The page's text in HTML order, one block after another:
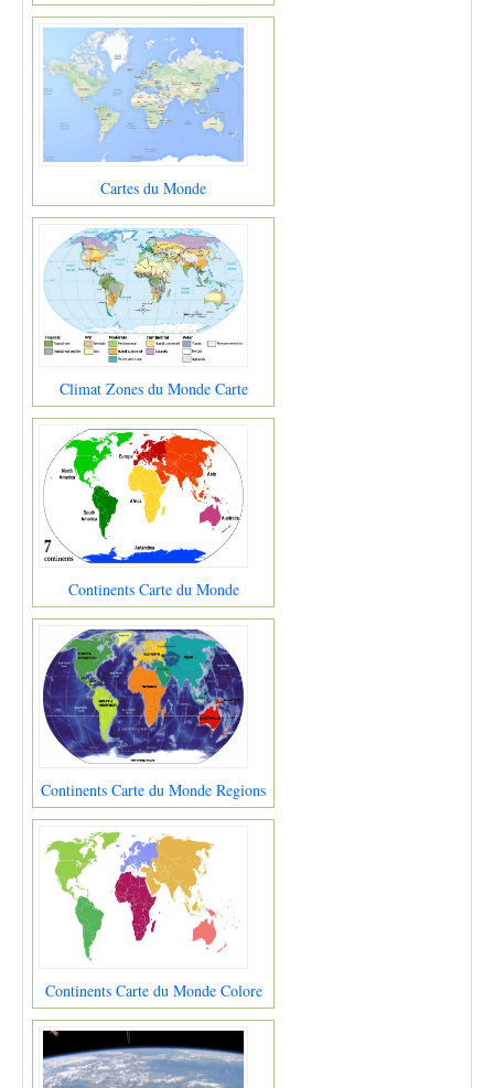
Cartes du Monde
Climat Zones du Monde Carte
Continents Carte du Monde
Continents Carte du Monde Regions
Continents Carte du Monde Colore